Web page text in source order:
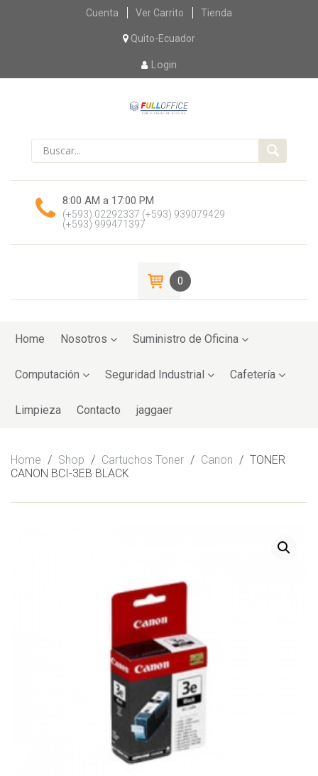
Skip
content
Cuenta Ver Carrito Tienda
Quito-Ecuador
Login
8:00 AM a 17:00 PM
(+593) 02292337 (+593) 939079429
(+593) 999471397
0
toHome Nosotros Suministro de Oficina
Computación Seguridad Industrial Cafetería
Limpieza Contacto jaggaer
Home / Shop / Cartuchos Toner / Canon / TONER
CANON BCI-3EB BLACK